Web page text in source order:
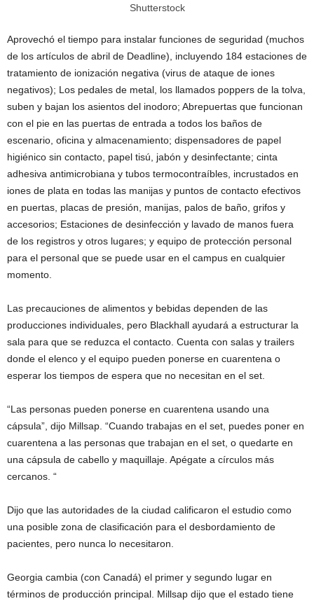
Shutterstock
Aprovechó el tiempo para instalar funciones de seguridad (muchos
de los artículos de abril de Deadline), incluyendo 184 estaciones de
tratamiento de ionización negativa (virus de ataque de iones
negativos); Los pedales de metal, los llamados poppers de la tolva,
suben y bajan los asientos del inodoro; Abrepuertas que funcionan
con el pie en las puertas de entrada a todos los baños de
escenario, oficina y almacenamiento; dispensadores de papel
higiénico sin contacto, papel tisú, jabón y desinfectante; cinta
adhesiva antimicrobiana y tubos termocontraíbles, incrustados en
iones de plata en todas las manijas y puntos de contacto efectivos
en puertas, placas de presión, manijas, palos de baño, grifos y
accesorios; Estaciones de desinfección y lavado de manos fuera
de los registros y otros lugares; y equipo de protección personal
para el personal que se puede usar en el campus en cualquier
momento.
Las precauciones de alimentos y bebidas dependen de las
producciones individuales, pero Blackhall ayudará a estructurar la
sala para que se reduzca el contacto. Cuenta con salas y trailers
donde el elenco y el equipo pueden ponerse en cuarentena o
esperar los tiempos de espera que no necesitan en el set.
“Las personas pueden ponerse en cuarentena usando una
cápsula”, dijo Millsap. “Cuando trabajas en el set, puedes poner en
cuarentena a las personas que trabajan en el set, o quedarte en
una cápsula de cabello y maquillaje. Apégate a círculos más
cercanos. “
Dijo que las autoridades de la ciudad calificaron el estudio como
una posible zona de clasificación para el desbordamiento de
pacientes, pero nunca lo necesitaron.
Georgia cambia (con Canadá) el primer y segundo lugar en
términos de producción principal. Millsap dijo que el estado tiene